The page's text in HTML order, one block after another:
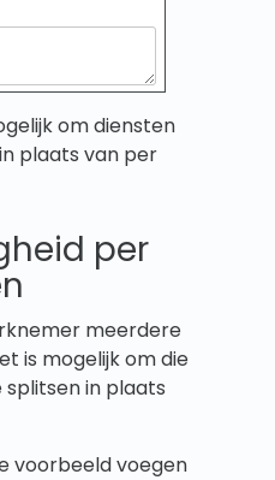
om diensten
plaats van per
per
meerdere
is mogelijk om die
in plaats
voorbeeld voegen